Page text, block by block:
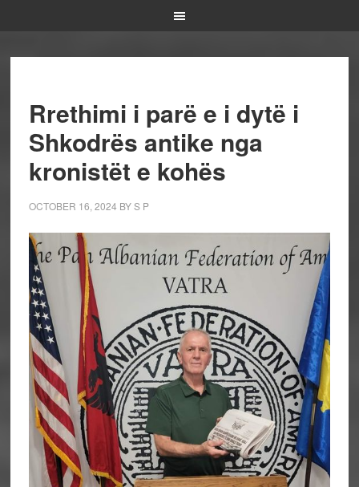
Rrethimi i parë e i dytë i
Shkodrës antike nga
kronistët e kohës
OCTOBER 16, 2024 BYS P